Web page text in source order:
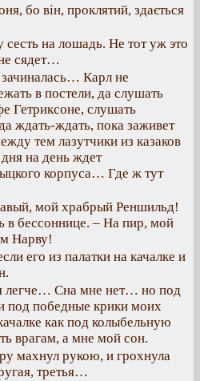
бо він, проклятий, здається
сесть на лошадь. Не тот уж это
сядет…
зачиналась… Карл не
в постели, да слушать
Гетриксоне, слушать
ждать-ждать, пока заживет
тем лазутчики из казаков
на день ждет
корпуса… Где ж тут
мой храбрый Реншильд!
в бессоннице. – На пир, мой
Нарву!
его из палатки на качалке и
легче… Сна мне нет… но под
под победные крики моих
как под колыбельную
врагам, а мне мой сон.
махнул рукою, и грохнула
третья…